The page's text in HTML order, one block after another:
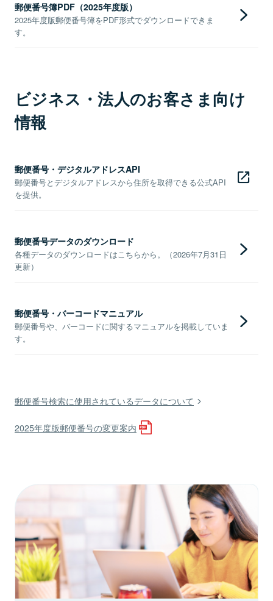
郵便番号簿PDF（2025年度版）
2025年度版郵便番号簿をPDF形式でダウンロードできま
す。
ビジネス・法人のお客さま向け
情報
郵便番号・デジタルアドレスAPI
郵便番号とデジタルアドレスから住所を取得できる公式API
を提供。
郵便番号データのダウンロード
各種データのダウンロードはこちらから。（2026年7月31日
更新）
郵便番号・バーコードマニュアル
郵便番号や、バーコードに関するマニュアルを掲載していま
す。
郵便番号検索に使用されているデータについて
2025年度版郵便番号の変更案内